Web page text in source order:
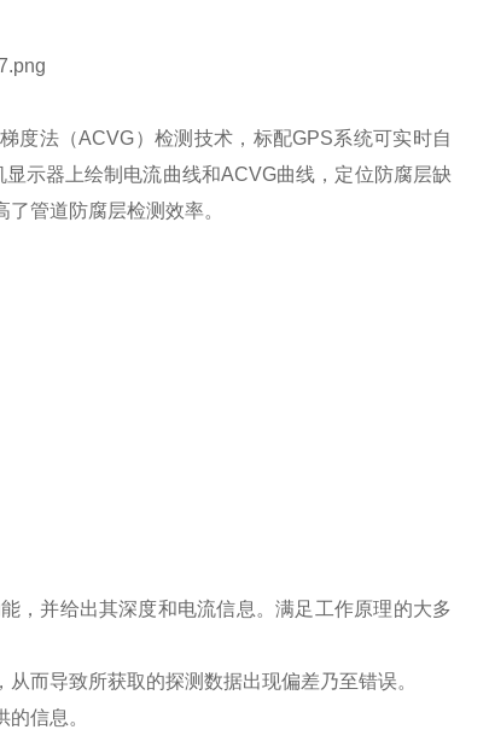
度法（ACVG）检测技术，标配GPS系统可实时自
示器上绘制电流曲线和ACVG曲线，定位防腐层缺
管道防腐层检测效率。
，并给出其深度和电流信息。满足工作原理的大多
而导致所获取的探测数据出现偏差乃至错误。
信息。